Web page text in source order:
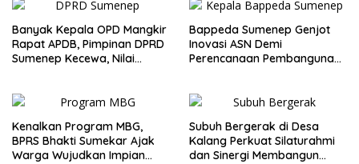
Banyak Kepala OPD Mangkir
Rapat APDB, Pimpinan DPRD
Sumenep Kecewa, Nilai
Bappeda Sumenep Genjot
Inovasi ASN Demi
Perencanaan Pembangunan
Kenalkan Program MBG,
BPRS Bhakti Sumekar Ajak
Warga Wujudkan Impian
Subuh Bergerak di Desa
Kalang Perkuat Silaturahmi
dan Sinergi Membangun